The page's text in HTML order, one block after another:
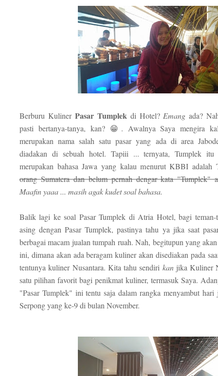
Berburu Kuliner Pasar Tumplek di Hotel? Emang ada?
pasti bertanya-tanya, kan? 😁. Awalnya Saya mengira
merupakan nama salah satu pasar yang ada di area
diadakan di sebuah hotel. Tapiii ... ternyata, Tumplek
merupakan bahasa Jawa yang kalau menurut KBBI adalah
orang Sumatera dan belum pernah dengar kata "Tumplek"
Maafin yaaa ... masih agak kudet soal bahasa.
Balik lagi ke soal Pasar Tumplek di Atria Hotel, bagi teman-
asing dengan Pasar Tumplek, pastinya tahu ya jika saat
berbagai macam jualan tumpah ruah. Nah, begitupun yang
ini, dimana akan ada beragam kuliner akan disediakan pada
tentunya kuliner Nusantara. Kita tahu sendiri kanjika Kuliner
satu pilihan favorit bagi penikmat kuliner, termasuk Saya.
"Pasar Tumplek" ini tentu saja dalam rangka menyambut
Serpong yang ke-9 di bulan November.